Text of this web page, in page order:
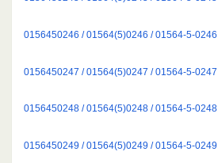
0156450246 / 01564(5)0246 / 01564-5-0246
0156450247 / 01564(5)0247 / 01564-5-0247
0156450248 / 01564(5)0248 / 01564-5-0248
0156450249 / 01564(5)0249 / 01564-5-0249